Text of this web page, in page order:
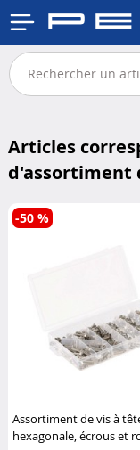
Articles
d'assortiment
Assortiment de vis à
hexagonale, écrous et
-50 %